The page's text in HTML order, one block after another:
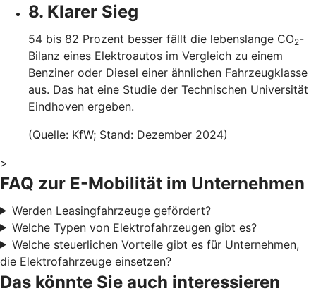
8. Klarer Sieg
54 bis 82 Prozent besser fällt die lebenslange CO2-
Bilanz eines Elektroautos im Vergleich zu einem
Benziner oder Diesel einer ähnlichen Fahrzeugklasse
aus. Das hat eine Studie der Technischen Universität
Eindhoven ergeben.
(Quelle: KfW; Stand: Dezember 2024)
>
FAQ zur E-Mobilität im Unternehmen
Werden Leasingfahrzeuge gefördert?
Welche Typen von Elektrofahrzeugen gibt es?
Welche steuerlichen Vorteile gibt es für Unternehmen,
die Elektrofahrzeuge einsetzen?
Das könnte Sie auch interessieren